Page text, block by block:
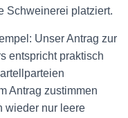
Schweinerei platziert.
Unser Antrag zur
entspricht praktisch
Antrag zustimmen
wieder nur leere